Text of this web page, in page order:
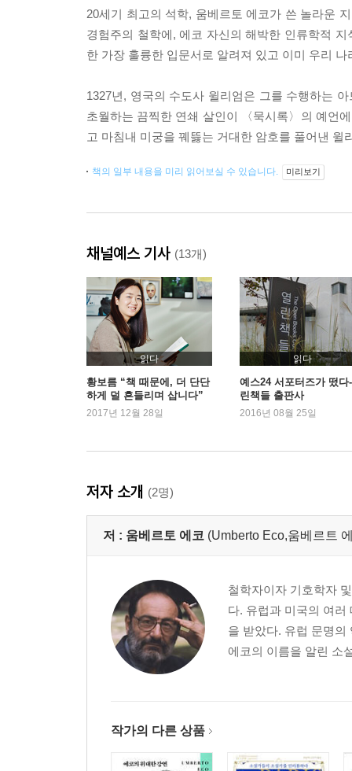
20세기 최고의 석학, 움베르토 에코가 쓴 놀라운
경험주의 철학에, 에코 자신의 해박한 인류학적
한 가장 훌륭한 입문서로 알려져 있고 이미 우리
1327년, 영국의 수도사 윌리엄은 그를 수행하는
초월하는 끔찍한 연쇄 살인이 〈묵시록〉의 예언
고 마침내 미궁을 꿰뜷는 거대한 암호를 풀어낸
책의 일부 내용을 미리 읽어보실 수 있습니다. 미리보기
채널예스 기사 (13개)
읽다
황보름 “책 때문에, 더 단단
하게 덜 흔들리며 삽니다”
2017년 12월 28일
읽다
예스24 서포터즈가 떴다
린책들 출판사
2016년 08월 25일
저자 소개 (2명)
저 : 움베르토 에코 (Umberto Eco,움베르트
철학자이자 기호학자
다. 유럽과 미국의 여러
을 받았다. 유럽 문명
에코의 이름을 알린 소
작가의 다른 상품